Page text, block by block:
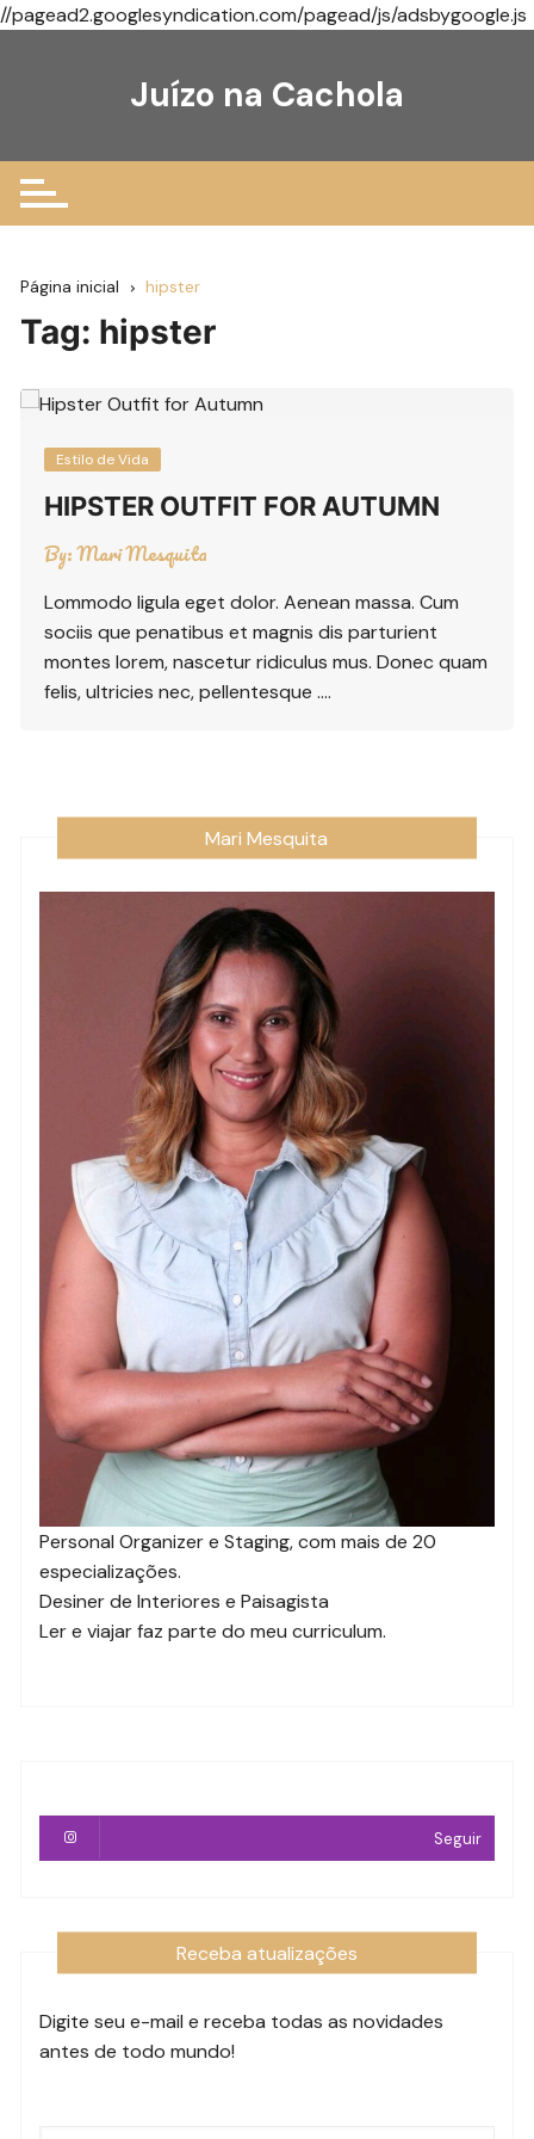
//pagead2.googlesyndication.com/pagead/js/adsbygoogle.js
Juízo na Cachola
Página inicial hipster
Tag: hipster
Estilo de Vida
HIPSTER OUTFIT FOR AUTUMN
By:Mari Mesquita
Lommodo ligula eget dolor. Aenean massa. Cum
sociis que penatibus et magnis dis parturient
montes lorem, nascetur ridiculus mus. Donec quam
felis, ultricies nec, pellentesque ….
Mari Mesquita
Personal Organizer e Staging, com mais de 20
especializações.
Desiner de Interiores e Paisagista
Ler e viajar faz parte do meu curriculum.
Seguir
Receba atualizações
Digite seu e-mail e receba todas as novidades
antes de todo mundo!